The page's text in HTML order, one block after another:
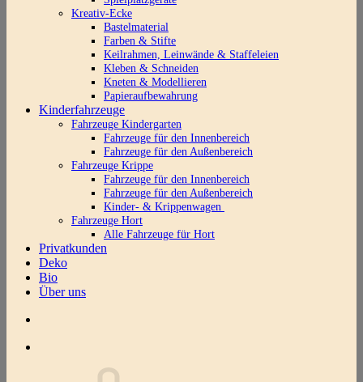
Kreativ-Ecke
Bastelmaterial
Farben & Stifte
Keilrahmen, Leinwände & Staffeleien
Kleben & Schneiden
Kneten & Modellieren
Papieraufbewahrung
Kinderfahrzeuge
Fahrzeuge Kindergarten
Fahrzeuge für den Innenbereich
Fahrzeuge für den Außenbereich
Fahrzeuge Krippe
Fahrzeuge für den Innenbereich
Fahrzeuge für den Außenbereich
Kinder- & Krippenwagen
Fahrzeuge Hort
Alle Fahrzeuge für Hort
Privatkunden
Deko
Bio
Über uns